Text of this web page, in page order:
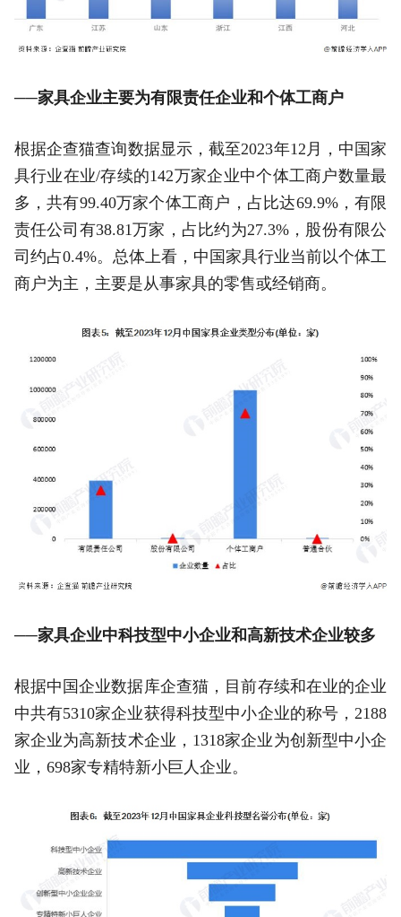
──家具企业主要为有限责任企业和个体工商户
根据企查猫查询数据显示，截至2023年12月，中国家
具行业在业/存续的142万家企业中个体工商户数量最
多，共有99.40万家个体工商户，占比达69.9%，有限
责任公司有38.81万家，占比约为27.3%，股份有限公
司约占0.4%。总体上看，中国家具行业当前以个体工
商户为主，主要是从事家具的零售或经销商。
──家具企业中科技型中小企业和高新技术企业较多
根据中国企业数据库企查猫，目前存续和在业的企业
中共有5310家企业获得科技型中小企业的称号，2188
家企业为高新技术企业，1318家企业为创新型中小企
业，698家专精特新小巨人企业。